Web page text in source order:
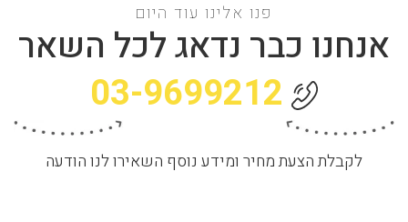
פנו אלינו עוד היום
אנחנו כבר נדאג לכל השאר
03-9699212
לקבלת הצעת מחיר ומידע נוסף השאירו לנו הודעה